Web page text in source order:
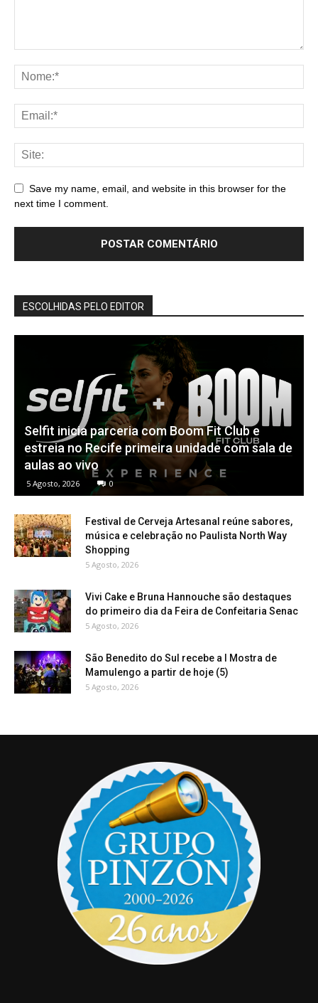
Save my name, email, and website in this browser for the
next time I comment.
ESCOLHIDAS PELO EDITOR
Selfit inicia parceria com Boom Fit Club e
estreia no Recife primeira unidade com sala de
aulas ao vivo
5 Agosto, 2026 0
Festival de Cerveja Artesanal reúne sabores,
música e celebração no Paulista North Way
Shopping
5 Agosto, 2026
Vivi Cake e Bruna Hannouche são destaques
do primeiro dia da Feira de Confeitaria Senac
5 Agosto, 2026
São Benedito do Sul recebe a I Mostra de
Mamulengo a partir de hoje (5)
5 Agosto, 2026